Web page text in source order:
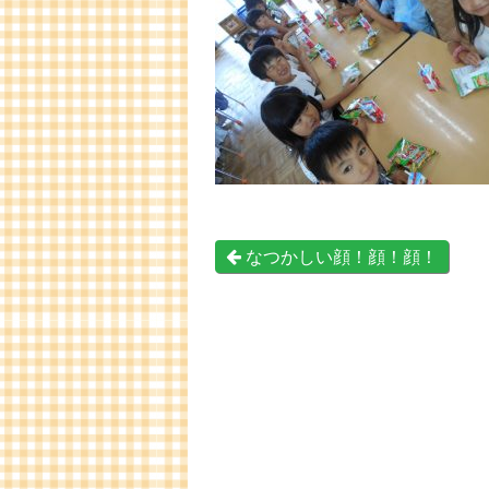
なつかしい顔！顔！顔！